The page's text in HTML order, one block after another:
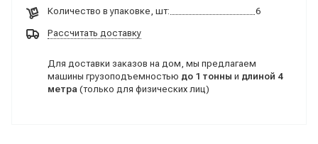
Количество в упаковке, шт: 6
Рассчитать доставку
Для доставки заказов на дом, мы предлагаем
машины грузоподъемностью до 1 тонны и длиной 4
метра (только для физических лиц)